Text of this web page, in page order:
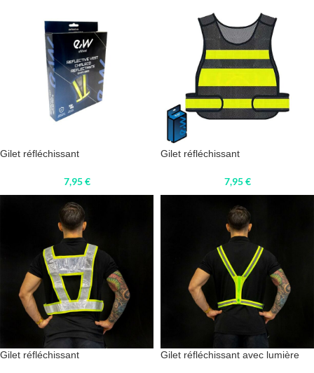
Gilet réfléchissant
7,95€
Gilet réfléchissant
7,95€
Gilet réfléchissant Gilet réfléchissant avec lumière